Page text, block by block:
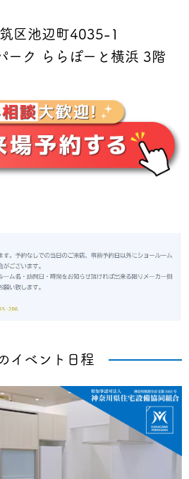
区池辺町4035-1
ーク ららぽーと横浜 3階
イベント日程